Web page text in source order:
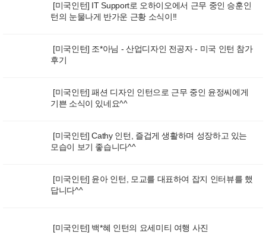
[미국인턴] IT Support로 오하이오에서 근무 중인 승훈인
턴의 눈물나게 반가운 근황 소식이!!
[미국인턴] 조*아님 - 산업디자인 전공자 - 미국 인턴 참가
후기
[미국인턴] 패션 디자인 인턴으로 근무 중인 윤정씨에게
기쁜 소식이 있네요^^
[미국인턴] Cathy 인턴, 즐겁게 생활하며 성장하고 있는
모습이 보기 좋습니다^^
[미국인턴] 윤아 인턴, 모교를 대표하여 잡지 인터뷰를 했
답니다^^
[미국인턴] 백*혜 인턴의 요세미티 여행 사진